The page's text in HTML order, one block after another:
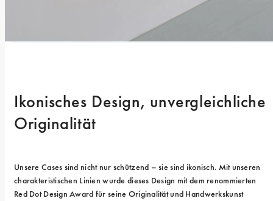
Ikonisches Design, unvergleichliche
Originalität
Unsere Cases sind nicht nur schützend – sie sind ikonisch. Mit unseren
charakteristischen Linien wurde dieses Design mit dem renommierten
Red Dot Design Award für seine Originalität und Handwerkskunst